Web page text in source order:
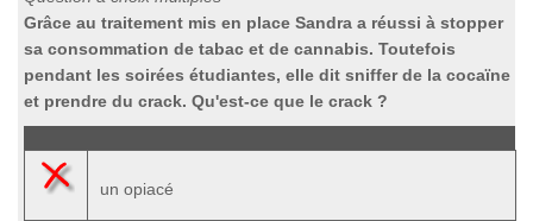
Grâce au traitement mis en place Sandra a réussi à stopper
sa consommation de tabac et de cannabis. Toutefois
pendant les soirées étudiantes, elle dit sniffer de la cocaïne
et prendre du crack. Qu'est-ce que le crack ?
un opiacé